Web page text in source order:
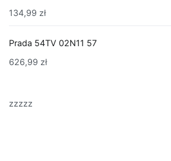
134,99 zł
Prada 54TV 02N11 57
626,99 zł
zzzzz